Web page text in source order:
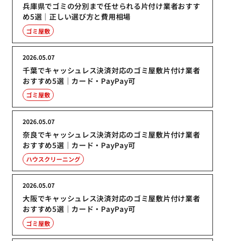
兵庫県でゴミの分別まで任せられる片付け業者おすす
め5選｜正しい選び方と費用相場
ゴミ屋敷
千葉でキャッシュレス決済対応のゴミ屋敷片付け業者
おすすめ5選｜カード・PayPay可
2026.05.07
ゴミ屋敷
奈良でキャッシュレス決済対応のゴミ屋敷片付け業者
おすすめ5選｜カード・PayPay可
2026.05.07
ハウスクリーニング
大阪でキャッシュレス決済対応のゴミ屋敷片付け業者
おすすめ5選｜カード・PayPay可
2026.05.07
ゴミ屋敷